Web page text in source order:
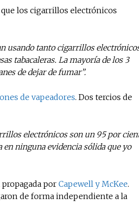
los cigarrillos electrónicos
usando tanto cigarrillos
tabacaleras. La mayoría de los 3
de dejar de fumar”.
de vapeadores. Dos tercios de
electrónicos son un 95 por
ninguna evidencia sólida que yo
por Capewell y McKee.
de forma independiente a la